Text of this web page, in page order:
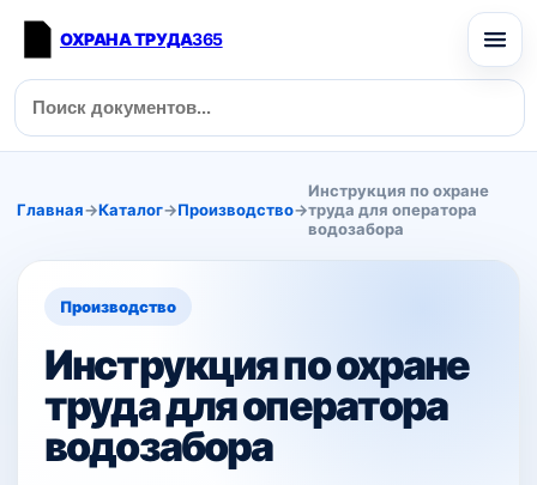
ОХРАНА ТРУДА365
Главная→Каталог→Производство→
Инструкция по охране
труда для оператора
водозабора
Производство
Инструкция по охране
труда для оператора
водозабора